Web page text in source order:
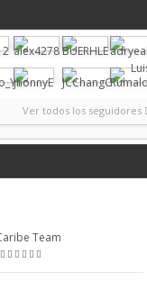
Ver todos los seguidores
Team